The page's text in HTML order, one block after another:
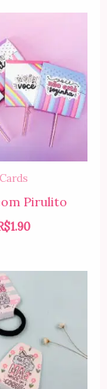
Cards
Pirulito
1.90